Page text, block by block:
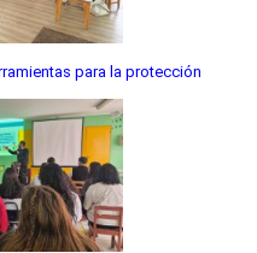
para la protección